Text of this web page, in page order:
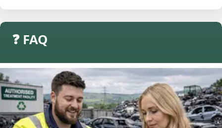
❓ FAQ